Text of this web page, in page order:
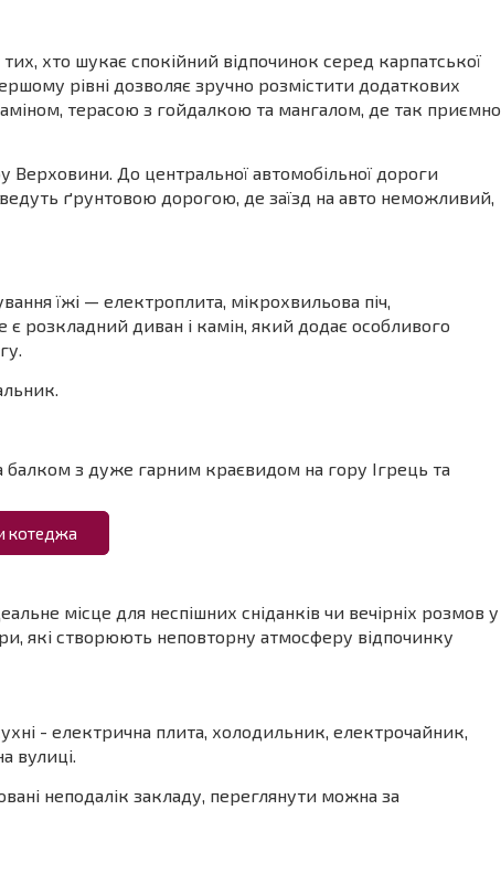
хто шукає спокійний відпочинок серед карпатської
рівні дозволяє зручно розмістити додаткових
терасою з гойдалкою та мангалом, де так приємно
До центральної автомобільної дороги
ґрунтовою дорогою, де заїзд на авто неможливий,
їжі — електроплита, мікрохвильова піч,
є розкладний диван і камін, який додає особливого
з дуже гарним краєвидом на гору Ігрець та
котеджа
місце для неспішних сніданків чи вечірніх розмов у
які створюють неповторну атмосферу відпочинку
- електрична плита, холодильник, електрочайник,
вулиці.
неподалік закладу, переглянути можна за